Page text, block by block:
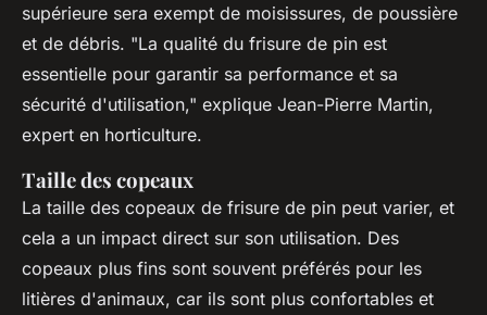
supérieure sera exempt de moisissures, de poussière
et de débris. "La qualité du frisure de pin est
essentielle pour garantir sa performance et sa
sécurité d'utilisation," explique Jean-Pierre Martin,
expert en horticulture.
Taille des copeaux
La taille des copeaux de frisure de pin peut varier, et
cela a un impact direct sur son utilisation. Des
copeaux plus fins sont souvent préférés pour les
litières d'animaux, car ils sont plus confortables et